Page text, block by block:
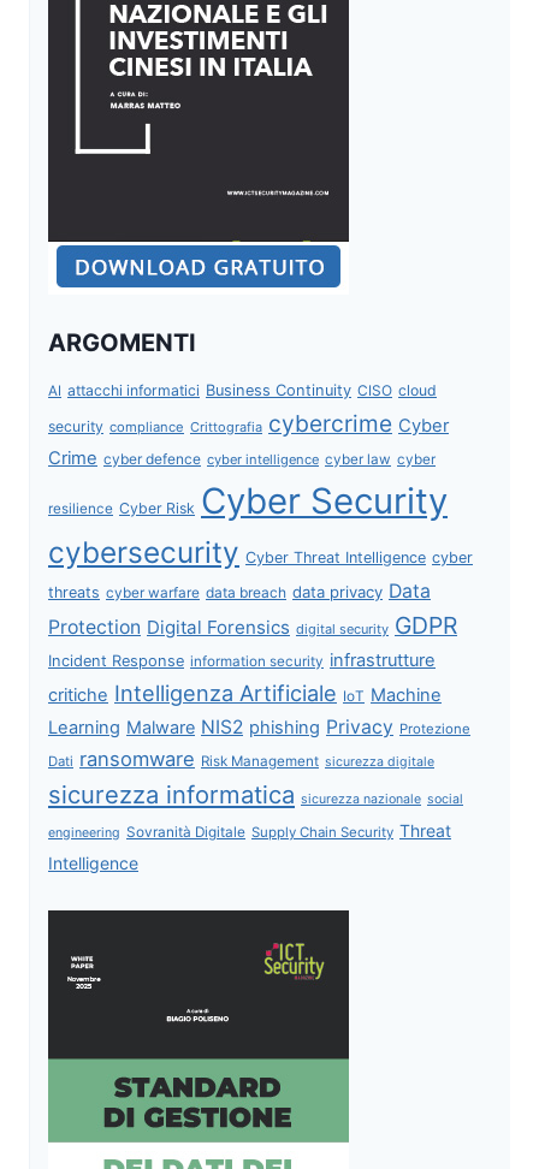
ARGOMENTI
AI attacchi informatici Business Continuity CISO cloud
security compliance Crittografia cybercrime Cyber
Crime cyber defence cyber intelligence cyber law cyber
resilience Cyber Risk Cyber Security
cybersecurity Cyber Threat Intelligence cyber
threats cyber warfare data breach data privacy Data
Protection Digital Forensics digital security GDPR
Incident Response information security infrastrutture
critiche Intelligenza Artificiale IoT Machine
Learning Malware NIS2 phishing Privacy Protezione
Dati ransomware Risk Management sicurezza digitale
sicurezza informatica sicurezza nazionale social
engineering Sovranità Digitale Supply Chain Security Threat
Intelligence